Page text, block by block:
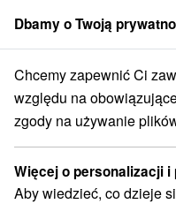
członek grupySorger
Atrakcje na Słowacji
Jaskinie
Kategorie
Dbamy o Twoją
Chcemy zapewnić Ci
względu na
zgody na używanie
Więcej o personalizacji i
Aby wiedzieć, co dzieje